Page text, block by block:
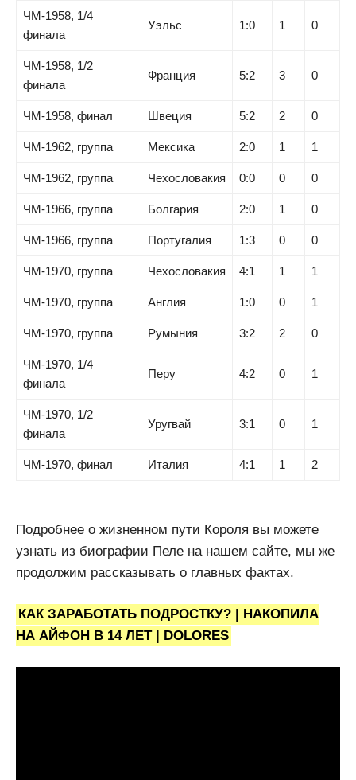
ЧМ-1958, 1/4
финала
Уэльс 1:0 1 0
ЧМ-1958, 1/2
финала
Франция 5:2 3 0
ЧМ-1958, финал Швеция 5:2 2 0
ЧМ-1962, группа Мексика 2:0 1 1
ЧМ-1962, группа Чехословакия 0:0 0 0
ЧМ-1966, группа Болгария 2:0 1 0
ЧМ-1966, группа Португалия 1:3 0 0
ЧМ-1970, группа Чехословакия 4:1 1 1
ЧМ-1970, группа Англия 1:0 0 1
ЧМ-1970, группа Румыния 3:2 2 0
ЧМ-1970, 1/4
финала
Перу 4:2 0 1
ЧМ-1970, 1/2
финала
Уругвай 3:1 0 1
ЧМ-1970, финал Италия 4:1 1 2
Подробнее о жизненном пути Короля вы можете
узнать из биографии Пеле на нашем сайте, мы же
продолжим рассказывать о главных фактах.
КАК ЗАРАБОТАТЬ ПОДРОСТКУ? | НАКОПИЛА
НА АЙФОН В 14 ЛЕТ | DOLORES